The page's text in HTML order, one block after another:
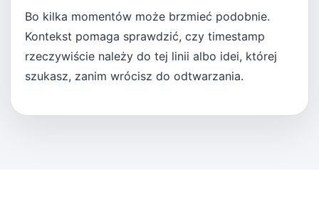
Bo kilka momentów może brzmieć podobnie.
Kontekst pomaga sprawdzić, czy timestamp
rzeczywiście należy do tej linii albo idei, której
szukasz, zanim wrócisz do odtwarzania.